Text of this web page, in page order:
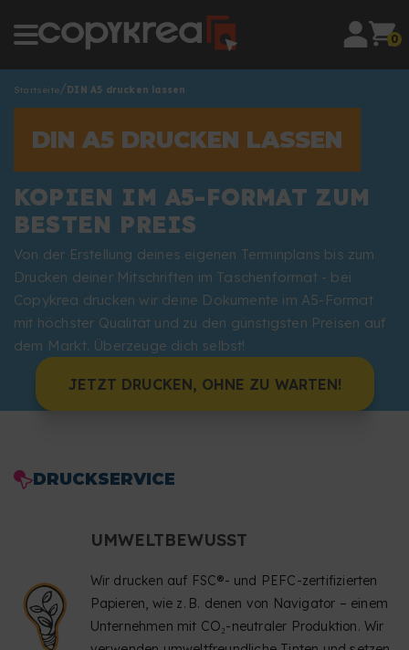
0
Startseite DIN A5 drucken lassen
DIN A5 DRUCKEN LASSEN
KOPIEN IM A5-FORMAT ZUM
BESTEN PREIS
Von der Erstellung deines eigenen Terminplans bis zum
Drucken deiner Mitschriften im Taschenformat - bei
Copykrea drucken wir deine Dokumente im A5-Format
mit höchster Qualität und zu den günstigsten Preisen auf
dem Markt. Überzeuge dich selbst!
JETZT DRUCKEN, OHNE ZU WARTEN!
DRUCKSERVICE
UMWELTBEWUSST
Wir drucken auf FSC®- und PEFC-zertifizierten
Papieren, wie z. B. denen von Navigator – einem
Unternehmen mit CO₂-neutraler Produktion. Wir